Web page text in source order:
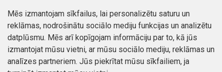
Mans profils
Pasūtījumi
Kontakti
Mēs izmantojam sīkfailus, lai personalizētu saturu un
reklāmas, nodrošinātu sociālo mediju funkcijas un analizētu
datplūsmu. Mēs arī kopīgojam informāciju par to, kā jūs
izmantojat mūsu vietni, ar mūsu sociālo mediju, reklāmas un
analīzes partneriem. Jūs piekrītat mūsu sīkfailiem, ja